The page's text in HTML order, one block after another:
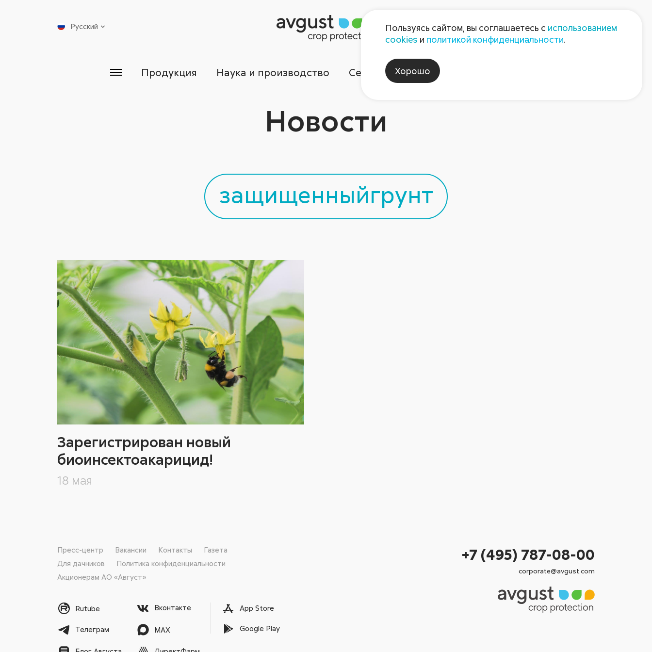
Пресс-центр Контакты
Русский
Продукция Наука и производство Сервисы Компания
Новости
защищенныйгрунт
Зарегистрирован новый
биоинсектоакарицид!
18 мая
Пресс-центр Вакансии Контакты
Газета
Для дачников
Политика конфиденциальности
Акционерам АО «Август»
Rutube Вконтакте
Телеграм MAX
App Store
Google Play
+7 (495) 787-08-00
corporate@avgust.com
Пользуясь сайтом, вы соглашаетесь с использованием
cookies и политикой конфиденциальности.
Хорошо